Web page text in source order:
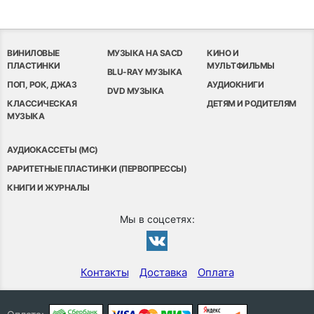
ВИНИЛОВЫЕ
ПЛАСТИНКИ
ПОП, РОК, ДЖАЗ
КЛАССИЧЕСКАЯ
МУЗЫКА
МУЗЫКА НА SACD
BLU-RAY МУЗЫКА
DVD МУЗЫКА
КИНО И
МУЛЬТФИЛЬМЫ
АУДИОКНИГИ
ДЕТЯМ И РОДИТЕЛЯМ
АУДИОКАССЕТЫ (MC)
РАРИТЕТНЫЕ ПЛАСТИНКИ (ПЕРВОПРЕССЫ)
КНИГИ И ЖУРНАЛЫ
Мы в соцсетях:
Контакты Доставка Оплата